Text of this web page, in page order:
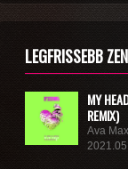
LEGFRISSEBB
MY
REMIX)
Ava Max